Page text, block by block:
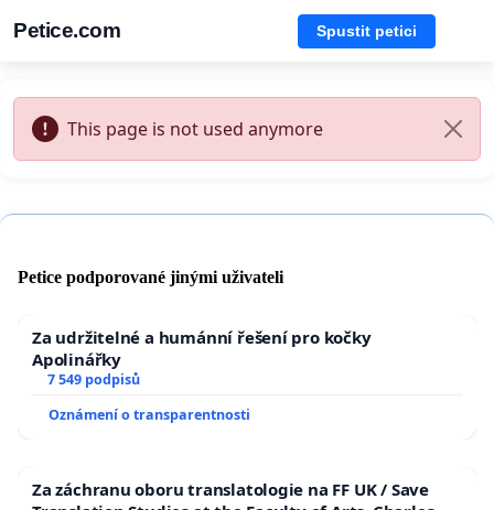
Petice.com Spustit petici
This page is not used anymore
Petice podporované jinými uživateli
Za udržitelné a humánní řešení pro kočky
Apolinářky
7 549 podpisů
Oznámení o transparentnosti
Za záchranu oboru translatologie na FF UK / Save